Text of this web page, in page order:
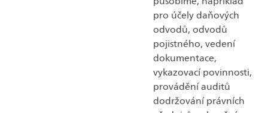
pro účely daňových
odvodů, odvodů
pojistného, vedení
dokumentace,
vykazovací povinnosti,
provádění auditů
dodržování právních